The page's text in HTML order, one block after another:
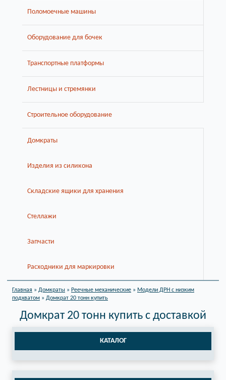
Поломоечные машины
Оборудование для бочек
Транспортные платформы
Лестницы и стремянки
Строительное оборудование
Домкраты
Изделия из силикона
Складские ящики для хранения
Стеллажи
Запчасти
Расходники для маркировки
Главная » Домкраты » Реечные механические » Модели ДРН с низким
подхватом » Домкрат 20 тонн купить
Домкрат 20 тонн купить с доставкой
КАТАЛОГ